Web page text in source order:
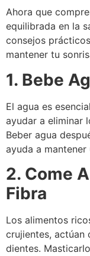
Ahora que
equilibrada en la
consejos
mantener tu
1. Bebe
El agua es
ayudar a eliminar
Beber agua
ayuda a
2. Come
Fibra
Los alimentos
crujientes, actúan
dientes.